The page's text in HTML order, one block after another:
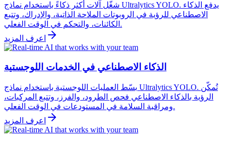
شغّل آلات أكثر ذكاءً باستخدام نماذج Ultralytics YOLO. يدفع الذكاء
الاصطناعي للرؤية في الروبوتات الملاحة الذاتية، والإدراك، وتتبع
الكائنات، والتحكم في الوقت الفعلي.
اعرف المزيد
الذكاء الاصطناعي في الخدمات اللوجستية
بسّط العمليات اللوجستية باستخدام نماذج Ultralytics YOLO. تُمكّن
الرؤية بالذكاء الاصطناعي فحص الطرود، والفرز، وتتبع المركبات،
ومراقبة السلامة في المستودعات في الوقت الفعلي.
اعرف المزيد